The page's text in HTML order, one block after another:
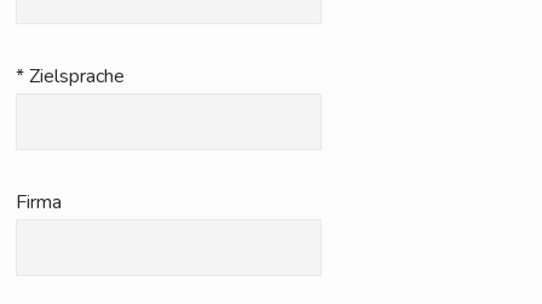
* Ziel­spra­che
Fir­ma